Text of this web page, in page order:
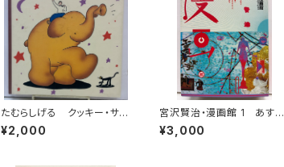
たむらしげる クッキー・サー
カス 1992年 初版 架空
社
¥2,000
宮沢賢治・漫画館 1 あすな
ひろし 水木しげる 永島慎二
スズキコージ たむらしげる
¥3,000